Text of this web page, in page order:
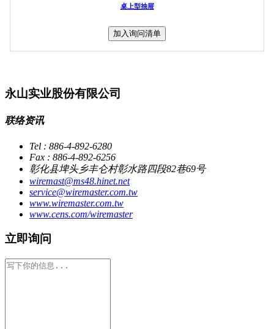
桌上型抽屉
加入询问清单
永山实业股份有限公司
联络资讯
Tel : 886-4-892-6280
Fax : 886-4-892-6256
彰化县埤头乡丰仑村彰水路四段82巷69号
wiremast@ms48.hinet.net
service@wiremaster.com.tw
www.wiremaster.com.tw
www.cens.com/wiremaster
立即询问